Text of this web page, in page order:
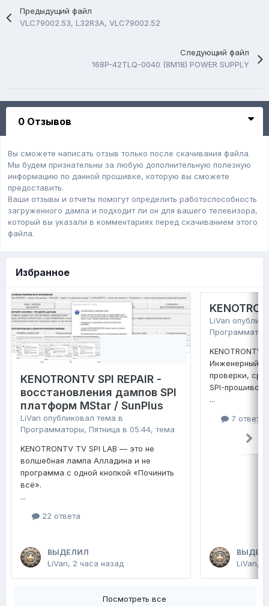
Предыдущий файл
VLC79002.53, L32R3A, VLC79002.52
Следующий файл
168P-42TLQ-0040 (8M18) POWER SUPPLY
0 Отзывов
Вы сможете написать отзыв только после скачивания файла.
Мы будем признательны за любую дополнительную полезную
информацию по данной прошивке, которую вы сможете
предоставить.
Ваши отзывы и отчеты помогут определить работоспособность
загруженного дампa и подходит ли он для вашего телевизора,
который вы указали в комментариях перед скачиванием этого
файла.
Избранное
KENOTRONTV SPI REPAIR -
восстановления дампов SPI
платформ MStar / SunPlus
LiVan опубликовал тема в
Программаторы, Пятница в 05:44, тема
KENOTRONTV TV SPI LAB — это не
волшебная лампа Алладина и не
программа с одной кнопкой «Починить
всё».
...
22 ответа
ВЫДЕЛИЛ
LiVan, 2 часа назад
LiVan
KENOTRONTV
Инженерный
проверки,
SPI-прошивок
...
7 ответов
LiVan,
Посмотреть все